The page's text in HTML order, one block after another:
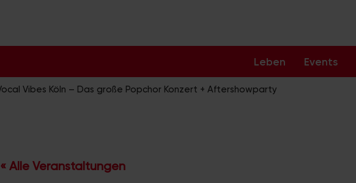
Leben Events
Vibes Köln – Das große Popchor Konzert + Aftershowparty
« Alle Veranstaltungen